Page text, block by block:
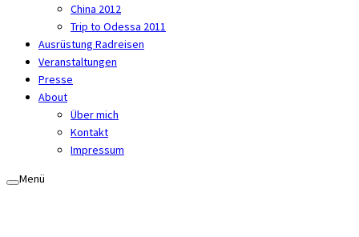
China 2012
Trip to Odessa 2011
Ausrüstung Radreisen
Veranstaltungen
Presse
About
Über mich
Kontakt
Impressum
Menü